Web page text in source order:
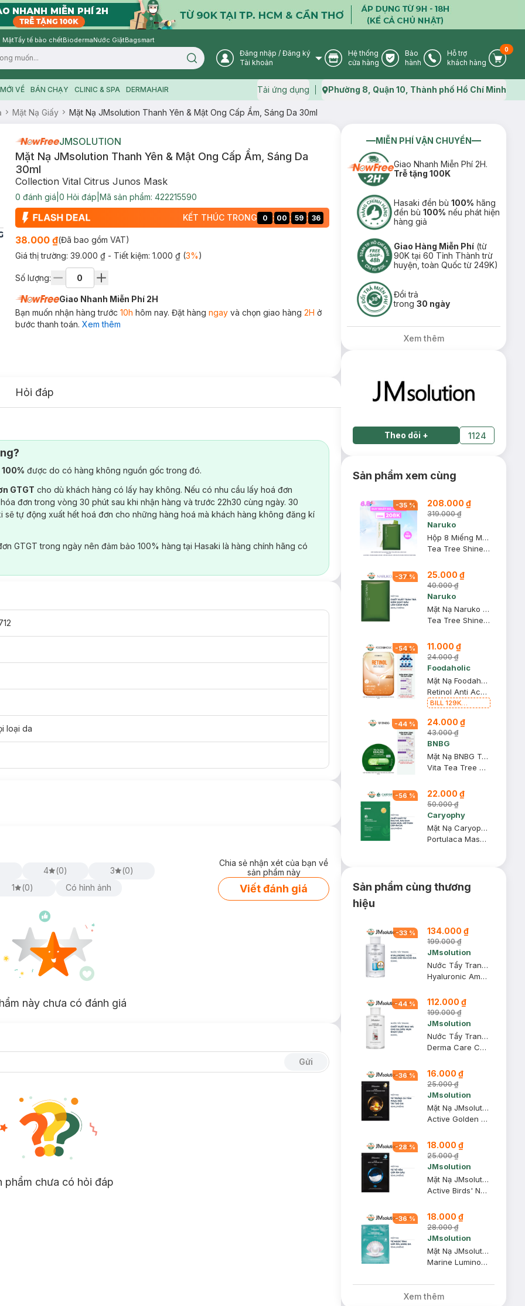
MặtTẩy tế bào chếtBiodermaNước GiặtBagsmart
Search icon User Icon
Đăng nhập / Đăng ký
Tài khoản
Store Icon
Hệ thống
cửa hàng
Warranty Icon
Bảo
hành
Phone Icon
Hỗ trợ
khách hàng
Cart
0
VỀ BÁN CHẠY CLINIC & SPA DERMAHAIR Tải ứng dụng Map icon
Phường 8, Quận 10, Thành phố Hồ Chí Minh
Mặt Nạ Giấy Mặt Nạ JMsolution Thanh Yên & Mật Ong Cấp Ẩm, Sáng Da 30ml
JMSOLUTION
Mặt Nạ JMsolution Thanh Yên & Mật Ong Cấp Ẩm, Sáng Da
30ml
Collection Vital Citrus Junos Mask
0 đánh giá 0 Hỏi đáp Mã sản phẩm: 422215590
KẾT THÚC TRONG 0 : 00 : 59 : 35
38.000 ₫(Đã bao gồm VAT)
Giá thị trường: 39.000 ₫ - Tiết kiệm: 1.000 ₫(3%)
Số lượng:
Giao Nhanh Miễn Phí 2H
Bạn muốn nhận hàng trước 10h hôm nay. Đặt hàng ngayvà chọn giao hàng 2H ở
bước thanh toán. Xem thêm
Hỏi đáp
được do có hàng không nguồn gốc trong đó.
GTGT cho dù khách hàng có lấy hay không. Nếu có nhu cầu lấy hoá đơn
đơn trong vòng 30 phút sau khi nhận hàng và trước 22h30 cùng ngày. 30
sẽ tự động xuất hết hoá đơn cho những hàng hoá mà khách hàng không đăng kí
GTGT trong ngày nên đảm bảo 100% hàng tại Hasaki là hàng chính hãng có
loại da
4 (0) 3 (0)
1
(0) Có hình ảnh
Chia sẻ nhận xét của bạn về
sản phẩm này
Viết đánh giá
này chưa có đánh giá
Gửi
phẩm chưa có hỏi đáp
MIỄN PHÍ VẬN CHUYỂN
Giao Nhanh Miễn Phí 2H.
Trễ tặng 100K
Hasaki đền bù100% hãng
đền bù100% nếu phát hiện
hàng giả
Giao Hàng Miễn Phí (từ
90K tại 60 Tỉnh Thành trừ
huyện, toàn Quốc từ 249K)
Đổi trả
trong30 ngày
Xem thêm
Theo dõi + 1124
Sản phẩm xem cùng
-35% 208.000 ₫
319.000 ₫
Naruko
Hộp 8 Miếng Mặt Nạ Naruko Tràm Trà Kiềm Dầu Giảm Mụn 26ml/M
Tea Tree Shine Control and Blemish Clear Mask
-37% 25.000 ₫
40.000 ₫
Naruko
Mặt Nạ Naruko Tràm Trà Kiểm Soát Dầu Và Giảm Mụn 26ml
Tea Tree Shine Control and Blemish Clear Mask
-54% 11.000 ₫
24.000 ₫
Foodaholic
Mặt Nạ Foodaholic Retinol Giảm Mụn & Tái Tạo Da 23ml
Retinol Anti Acnes Mask
BILL 129K
01 Combo 5 Mặt
Nạ Foodaholic
Cấp Ẩm, Phục Hồi
-44 % 24.000 ₫
43.000 ₫
BNBG
Mặt Nạ BNBG Tràm Trà Giúp Thải Độc Da, Giảm Mụn 30ml
Vita Tea Tree Healing Face Mask Pack
-56% 22.000 ₫
50.000 ₫
Caryophy
Mặt Nạ Caryophy Làm Giảm Mụn, Thâm & Dưỡng Ẩm Da 22g
Portulaca Mask Sheet 3in1
Sản phẩm cùng thương
hiệu
-33% 134.000 ₫
199.000 ₫
JMsolution
Nước Tẩy Trang JMsolution Hyaluronic Acid Mọi Loại Da 500ml
Hyaluronic Ampoule Cleansing Water
-44% 112.000 ₫
199.000 ₫
JMsolution
Nước Tẩy Trang JMsolution Rau Má Cho Da Dầu Mụn 500ml
Derma Care Centella Cleansing Water Clear
-36% 16.000 ₫
25.000 ₫
JMsolution
Mặt Nạ JMsolution Trứng Cá Tầm Phục Hồi Tái Tạo Da 30ml
Active Golden Caviar Nourishing Mask Prime
-28% 18.000 ₫
25.000 ₫
JMsolution
Mặt Nạ JMsolution Tổ Yến Dưỡng Ẩm Chuyên Sâu 30ml
Active Birds' Nest Moisture Mask Prime
-36% 18.000 ₫
28.000 ₫
JMsolution
Mặt Nạ JMsolution Dưỡng Ẩm, Sáng Da Từ Ngọc Trai 30ml
Marine Luminous Pearl Deep Moisture Mask
Xem thêm